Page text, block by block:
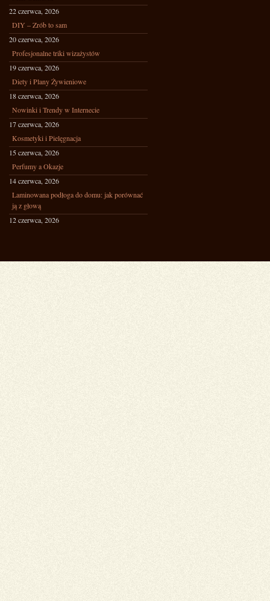
22 czerwca, 2026
DIY – Zrób to sam
20 czerwca, 2026
Profesjonalne triki wizażystów
19 czerwca, 2026
Diety i Plany Żywieniowe
18 czerwca, 2026
Nowinki i Trendy w Internecie
17 czerwca, 2026
Kosmetyki i Pielęgnacja
15 czerwca, 2026
Perfumy a Okazje
14 czerwca, 2026
Laminowana podłoga do domu: jak porównać
ją z głową
12 czerwca, 2026